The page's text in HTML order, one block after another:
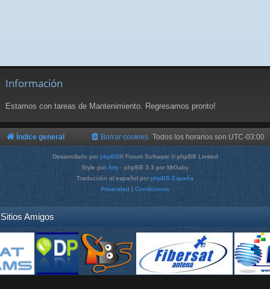
Información
Estamos con tareas de Mantenimiento. Regresamos pronto!
Índice general Todos los horarios son UTC-03:00
Borrar cookies
Desarrollado por phpBB® Forum Software © phpBB Limited
Style por Arty - phpBB 3.3 por MrGaby
Traducción al español por phpBB España
Privacidad | Condiciones
Sitios Amigos